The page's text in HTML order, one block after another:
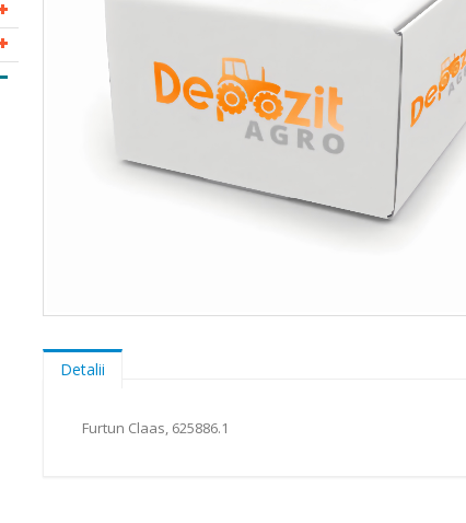
to
theDetalii
Furtun Claas, 625886.1